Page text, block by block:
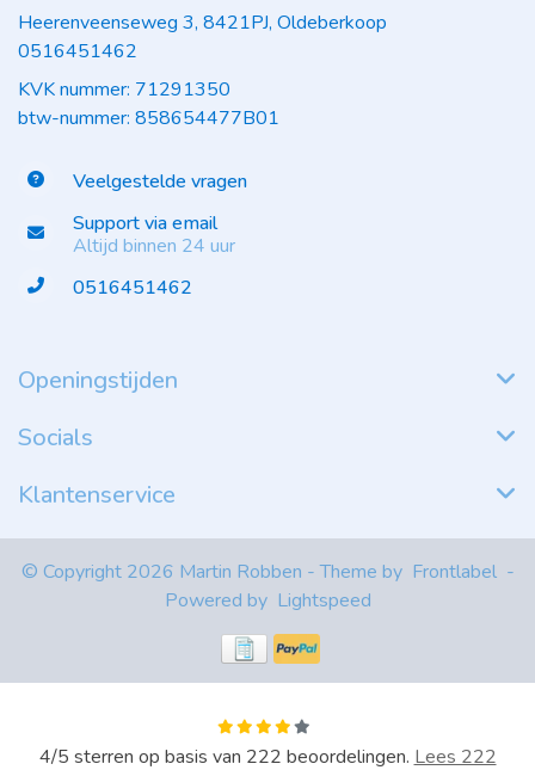
Heerenveenseweg 3, 8421PJ, Oldeberkoop
0516451462
KVK nummer: 71291350
btw-nummer: 858654477B01
Veelgestelde vragen
Support via email
Altijd binnen 24 uur
0516451462
Openingstijden
Socials
Klantenservice
© Copyright 2026 Martin Robben - Theme by Frontlabel -
Powered by Lightspeed
4/5 sterren op basis van 222 beoordelingen. Lees 222